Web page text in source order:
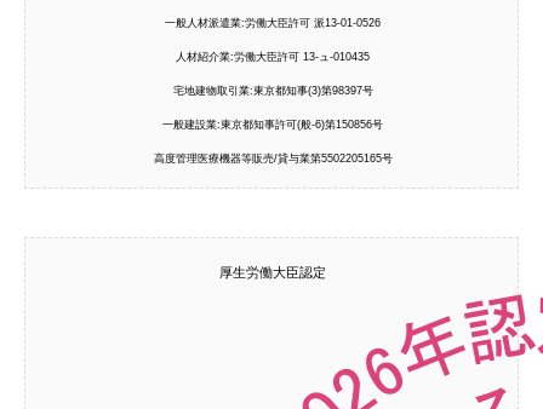
一般人材派遣業:労働大臣許可 派13-01-0526
人材紹介業:労働大臣許可 13-ュ-010435
宅地建物取引業:東京都知事(3)第98397号
一般建設業:東京都知事許可(般-6)第150856号
高度管理医療機器等販売/貸与業第5502205165号
厚生労働大臣認定